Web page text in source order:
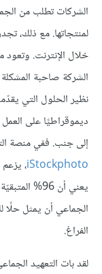
الشركات تطلب من
لمنتجاتها. مع ذلك،
خلال الإنترنت. وتعود
الشركة صاحبة
نظير الحلول التي
ديموقراطيًا على
إلى جنب. ففي منصة
iStockphoto
يعني أن
الجماعي أن يمثل حلًا
الفراغ.
لقد بات التعهيد